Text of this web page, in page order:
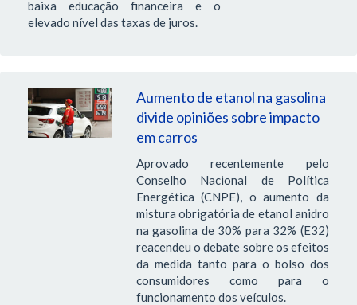
baixa educação financeira e o
elevado nível das taxas de juros.
Aumento de etanol na gasolina
divide opiniões sobre impacto
em carros
Aprovado recentemente pelo
Conselho Nacional de Política
Energética (CNPE), o aumento da
mistura obrigatória de etanol anidro
na gasolina de 30% para 32% (E32)
reacendeu o debate sobre os efeitos
da medida tanto para o bolso dos
consumidores como para o
funcionamento dos veículos.